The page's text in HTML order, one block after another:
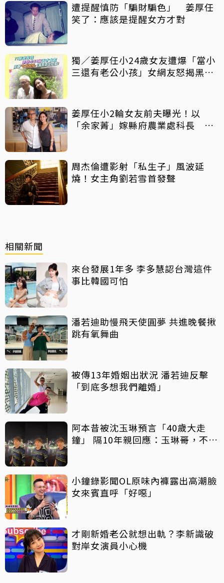
遭提醒慎防「騙財騙色」 姜厚任
笑了：應該是提醒女方才對
獨／姜厚任小24歲女友遭爆「當小
三還有老公小孩」女網友怒揭黑歷
姜厚任小2輪女友前夫曝光！以
「余家菁」嫁縣府農業處科長 交
周杰倫遭影射「私生子」風波延
燒！女主角劉若雪首發聲
相關新聞
來台發展1年多 李多慧認台灣這件
事比韓國可怕
潘若迪助慢飛天使圓夢 共進晚餐揪
跳有氧舞曲
被傳13年婚姻出狀況 潘若迪反擊
「到底多想我們離婚」
阿本昔被沈玉琳預言「40歲大走
鐘」 隔10年親回應：玉琳哥，不好
小鐘錄影聞OL原味內褲露出高潮臉
女來賓直呼「好噁」
才剛新婚老公就想出軌？李新識破
對岸女演員小心機